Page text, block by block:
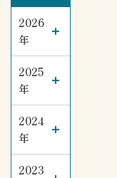
2026
年
2025
年
2024
年
2023